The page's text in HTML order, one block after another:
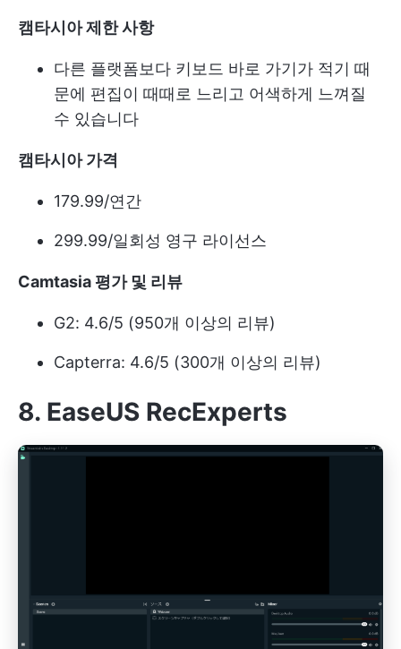
캠타시아 제한 사항
다른 플랫폼보다 키보드 바로 가기가 적기 때
문에 편집이 때때로 느리고 어색하게 느껴질
수 있습니다
캠타시아 가격
179.99/연간
299.99/일회성 영구 라이선스
Camtasia 평가 및 리뷰
G2: 4.6/5 (950개 이상의 리뷰)
Capterra: 4.6/5 (300개 이상의 리뷰)
8. EaseUS RecExperts